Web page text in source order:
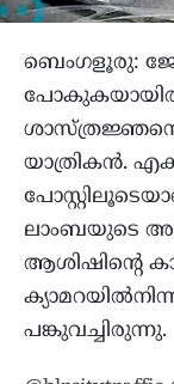
ബെംഗളൂരു:
ശാസ്ത്രജ്ഞനെ
യാത്രികൻ.
ലാംബയുടെ
ആശിഷിന്റെ
പങ്കുവച്ചിരുന്നു.